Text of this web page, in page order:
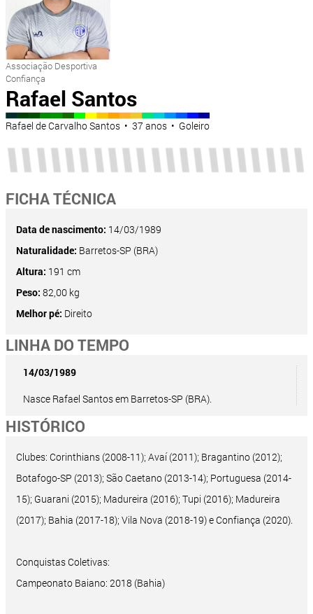
Associação Desportiva
Confiança
Rafael Santos
Rafael de Carvalho Santos • 37 anos • Goleiro
FICHA TÉCNICA
Data de nascimento: 14/03/1989
Naturalidade: Barretos-SP (BRA)
Altura: 191 cm
Peso: 82,00 kg
Melhor pé: Direito
LINHA DO TEMPO
14/03/1989
Nasce Rafael Santos em Barretos-SP (BRA).
HISTÓRICO
Clubes: Corinthians (2008-11); Avaí (2011); Bragantino (2012);
Botafogo-SP (2013); São Caetano (2013-14); Portuguesa (2014-
15); Guarani (2015); Madureira (2016); Tupi (2016); Madureira
(2017); Bahia (2017-18); Vila Nova (2018-19) e Confiança (2020).
Conquistas Coletivas:
Campeonato Baiano: 2018 (Bahia)